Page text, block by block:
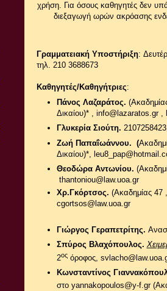
χρήση. Για όσους καθηγητές δεν
διεξαγωγή ωρών ακρόασης
Γραμματειακή Υποστήριξη:
τηλ. 210 3688673
Καθηγητές/Καθηγήτριες:
Πάνος Λαζαράτος.
Δικαίου)*, info@lazaratos.gr ,
Γλυκερία Σιούτη.
Ζωή Παπαΐωάννου. (
Δικαίου)*,
Θεοδώρα Αντωνίου.
Χρ.Γκόρτσος. (Ακαδημίας 47
cgortsos@law.uoa.gr
Γιώργος Γεραπετρίτης.
Σπύρος Βλαχόπουλος.
2οςόροφος,
Κωνσταντίνος
στο yannakopoulos@y-f.gr (